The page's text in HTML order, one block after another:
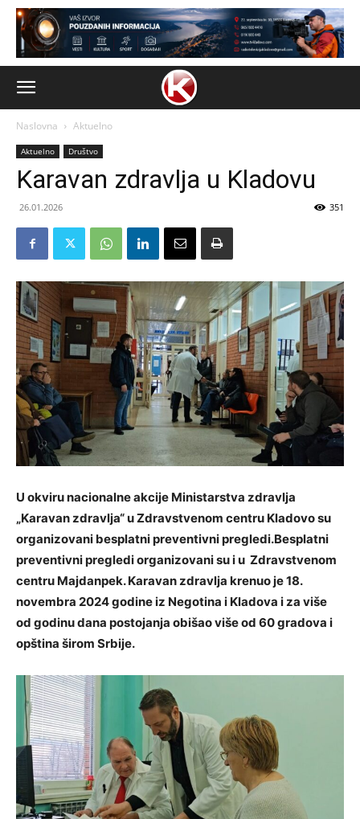
Naslovna Aktuelno
Aktuelno Društvo
Karavan zdravlja u Kladovu
26.01.2026 351
U okviru nacionalne akcije Ministarstva zdravlja
„Karavan zdravlja“ u Zdravstvenom centru Kladovo su
organizovani besplatni preventivni pregledi.Besplatni
preventivni pregledi organizovani su i u Zdravstvenom
centru Majdanpek. Karavan zdravlja krenuo je 18.
novembra 2024 godine iz Negotina i Kladova i za više
od godinu dana postojanja obišao više od 60 gradova i
opština širom Srbije.